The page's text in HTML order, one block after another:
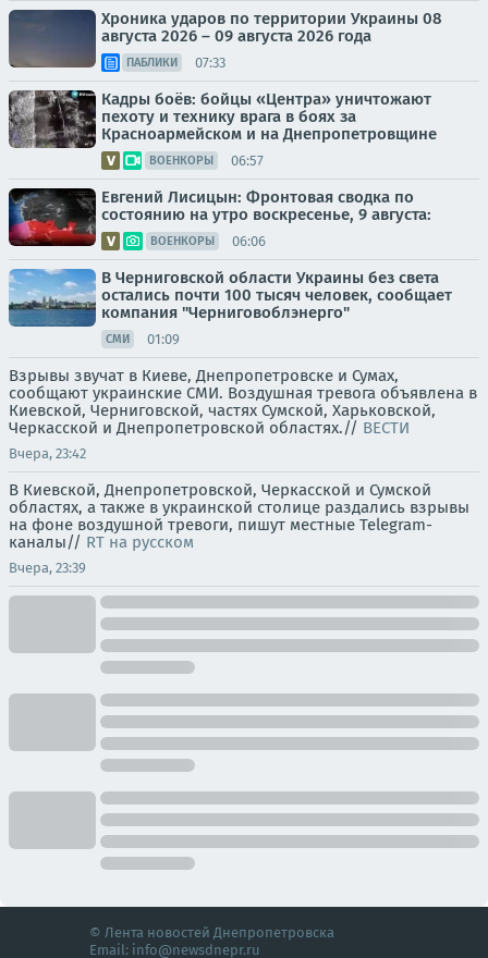
Хроника ударов по территории Украины 08
августа 2026 – 09 августа 2026 года
ПАБЛИКИ 07:33
Кадры боёв: бойцы «Центра» уничтожают
пехоту и технику врага в боях за
Красноармейском и на Днепропетровщине
ВОЕНКОРЫ 06:57
Евгений Лисицын: Фронтовая сводка по
состоянию на утро воскресенье, 9 августа:
ВОЕНКОРЫ 06:06
В Черниговской области Украины без света
остались почти 100 тысяч человек, сообщает
компания "Черниговоблэнерго"
СМИ 01:09
Взрывы звучат в Киеве, Днепропетровске и Сумах,
сообщают украинские СМИ. Воздушная тревога объявлена в
Киевской, Черниговской, частях Сумской, Харьковской,
Черкасской и Днепропетровской областях.// ВЕСТИ
Вчера, 23:42
В Киевской, Днепропетровской, Черкасской и Сумской
областях, а также в украинской столице раздались взрывы
на фоне воздушной тревоги, пишут местные Telegram-
каналы// RT на русском
Вчера, 23:39
© Лента новостей Днепропетровска
Email: info@newsdnepr.ru